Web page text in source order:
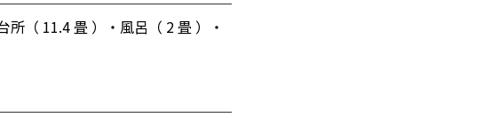
（ 11.4 畳 ）・風呂（ 2 畳 ）・